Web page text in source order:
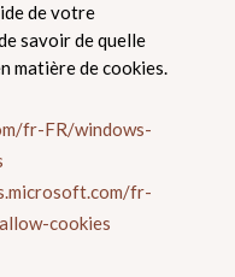
de votre
savoir de quelle
matière de cookies.
fr-FR/windows-
fr-
cookies